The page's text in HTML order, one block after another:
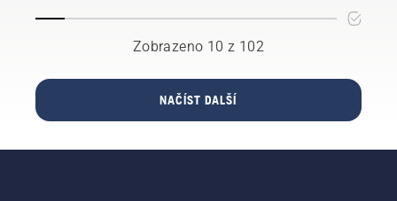
mohou
překazit
pracovní
S akumulátorovými
výrobky
Zobrazeno 10 z 102
NAČÍST DALŠÍ